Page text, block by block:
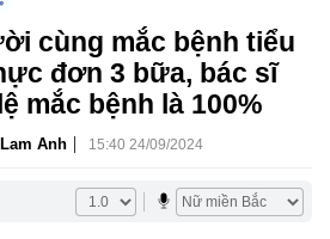
cùng mắc bệnh tiểu
đơn 3 bữa, bác sĩ
mắc bệnh là 100%
Anh | 15:40 24/09/2024